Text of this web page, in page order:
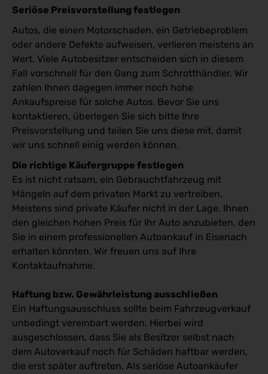
Seriöse Preisvorstellung festlegen
Autos, die einen Motorschaden, ein Getriebeproblem
oder andere Defekte aufweisen, verlieren meistens an
Wert. Viele Autobesitzer entscheiden sich in diesem
Fall vorschnell für den Gang zum Schrotthändler. Wir
zahlen Ihnen dagegen immer noch hohe
Ankaufspreise für solche Autos. Bevor Sie uns
kontaktieren, überlegen Sie sich bitte Ihre
Preisvorstellung und teilen Sie uns diese mit, damit
wir uns schnell einig werden können.
Die richtige Käufergruppe festlegen
Es ist nicht ratsam, ein Gebrauchtfahrzeug mit
Mängeln auf dem privaten Markt zu vertreiben.
Meistens sind private Käufer nicht in der Lage, Ihnen
den gleichen hohen Preis für Ihr Auto anzubieten, den
Sie in einem professionellen Autoankauf in Eisenach
erhalten könnten. Wir freuen uns auf Ihre
Kontaktaufnahme.
Haftung bzw. Gewährleistung ausschließen
Ein Haftungsausschluss sollte beim Fahrzeugverkauf
unbedingt vereinbart werden. Hierbei wird
ausgeschlossen, dass Sie als Besitzer selbst nach
dem Autoverkauf noch für Schäden haftbar werden,
die erst später auftreten. Als seriöse Autoankäufer